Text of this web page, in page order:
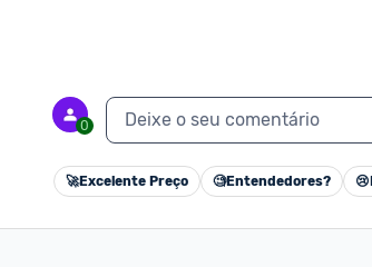
0 Deixe o seu comentário
🚀Excelente Preço 🧐Entendedores? 😢